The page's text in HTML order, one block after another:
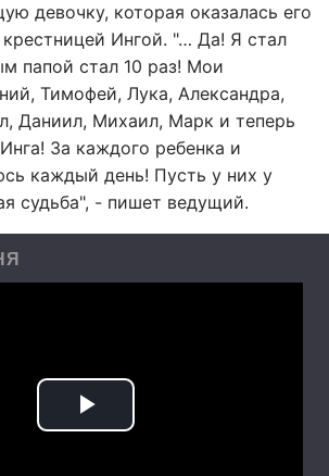
девочку, которая оказалась его
Ингой. "… Да! Я стал
папой стал 10 раз! Мои
Тимофей, Лука, Александра,
Даниил, Михаил, Марк и теперь
За каждого ребенка и
каждый день! Пусть у них у
судьба", - пишет ведущий.